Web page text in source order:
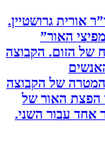
גרושטיין.
האור”
הקבוצה
של הקבוצה
האור של
עבור השני.